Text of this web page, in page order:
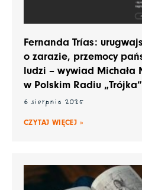
Fernanda Trías:
o zarazie, przemocy
ludzi – wywiad Michała
w Polskim Radiu „Trójka”
6 sierpnia 2025
CZYTAJ WIĘCEJ »